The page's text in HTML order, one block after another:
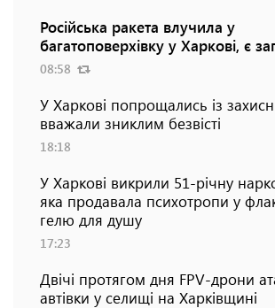
Російська ракета влучила у
багатоповерхівку у Харкові, є
08:58
У Харкові попрощались із
вважали зниклим безвісті
18:18
У Харкові викрили 51-річну
яка продавала психотропи у
гелю для душу
17:23
Двічі протягом дня FPV-дрони
автівки у селищі на Харківщині